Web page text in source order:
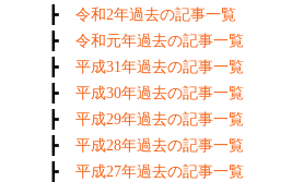
┣ 令和2年過去の記事一覧
┣ 令和元年過去の記事一覧
┣ 平成31年過去の記事一覧
┣ 平成30年過去の記事一覧
┣ 平成29年過去の記事一覧
┣ 平成28年過去の記事一覧
┣ 平成27年過去の記事一覧